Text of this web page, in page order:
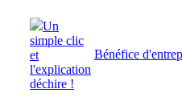
Un
simple clic
et
l'explication
déchire !
Bénéfice